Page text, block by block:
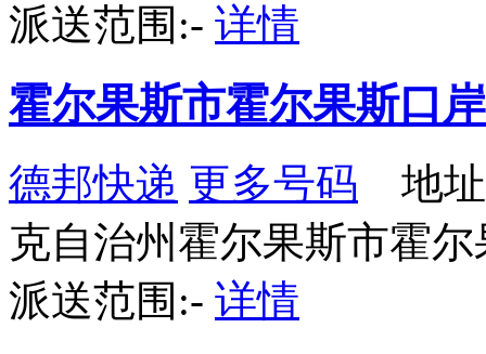
派送范围:- 详情
霍尔果斯市霍尔果斯口
德邦快递 更多号码 地址
克自治州霍尔果斯市霍
派送范围:- 详情